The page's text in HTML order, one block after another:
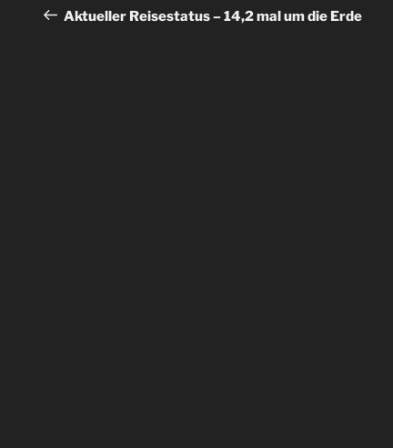
Beitrag
Aktueller Reisestatus – 14,2 mal um die Erde